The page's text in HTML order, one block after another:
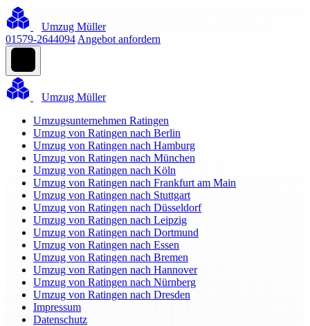
Umzug Müller
01579-2644094 Angebot anfordern
Umzug Müller
Umzugsunternehmen Ratingen
Umzug von Ratingen nach Berlin
Umzug von Ratingen nach Hamburg
Umzug von Ratingen nach München
Umzug von Ratingen nach Köln
Umzug von Ratingen nach Frankfurt am Main
Umzug von Ratingen nach Stuttgart
Umzug von Ratingen nach Düsseldorf
Umzug von Ratingen nach Leipzig
Umzug von Ratingen nach Dortmund
Umzug von Ratingen nach Essen
Umzug von Ratingen nach Bremen
Umzug von Ratingen nach Hannover
Umzug von Ratingen nach Nürnberg
Umzug von Ratingen nach Dresden
Impressum
Datenschutz